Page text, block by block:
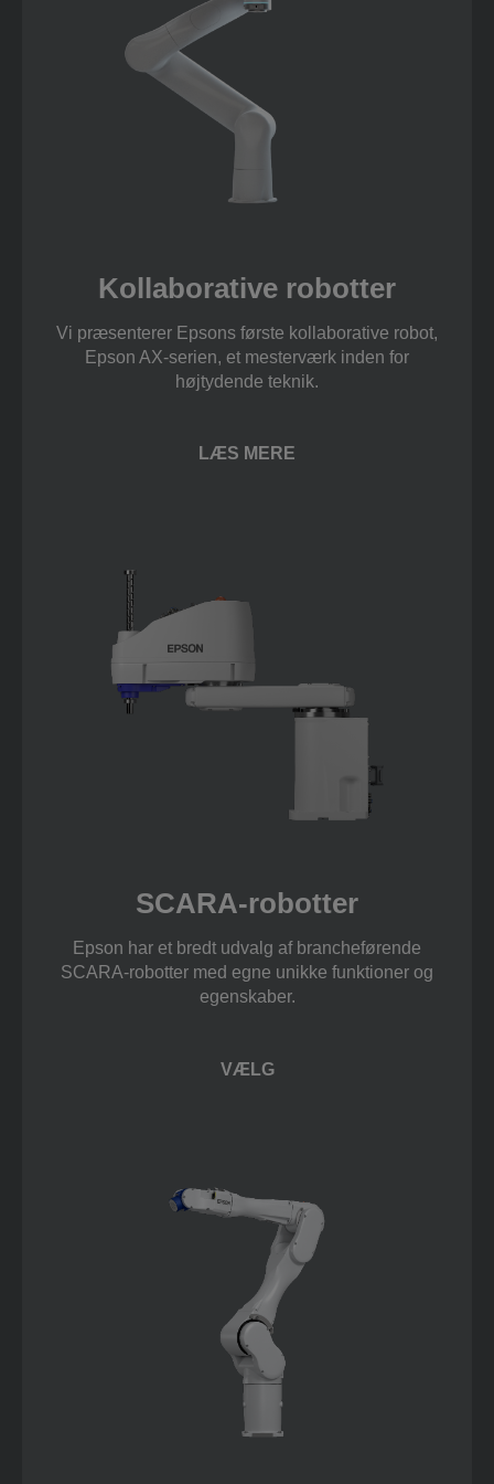
Kollaborative robotter
Vi præsenterer Epsons første kollaborative robot,
Epson AX-serien, et mesterværk inden for
højtydende teknik.
LÆS MERE
SCARA-robotter
Epson har et bredt udvalg af brancheførende
SCARA-robotter med egne unikke funktioner og
egenskaber.
VÆLG